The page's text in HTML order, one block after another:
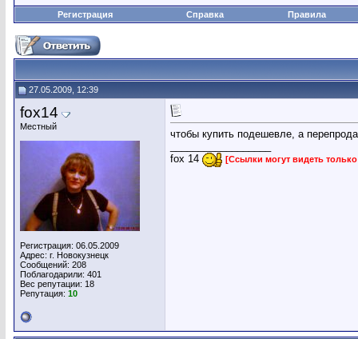
Регистрация Справка Правила
27.05.2009, 12:39
fox14
Местный
Регистрация: 06.05.2009
Адрес: г. Новокузнецк
Сообщений: 208
Поблагодарили: 401
Вес репутации: 18
Репутация: 10
чтобы купить подешевле, а
fox 14
[Ссылки могут видеть